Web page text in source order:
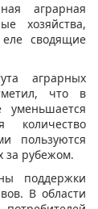
аграрная
хозяйства,
сводящие
аграрных
что в
уменьшается
количество
пользуются
за рубежом.
поддержки
В области